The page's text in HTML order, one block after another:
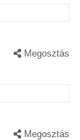
Megosztás
Megosztás